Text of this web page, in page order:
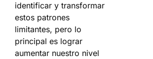
identificar y transformar
estos patrones
limitantes, pero lo
principal es lograr
aumentar nuestro nivel